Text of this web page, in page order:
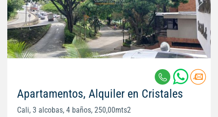
Apartamentos, Alquiler en Cristales
Cali, 3 alcobas, 4 baños, 250,00mts2